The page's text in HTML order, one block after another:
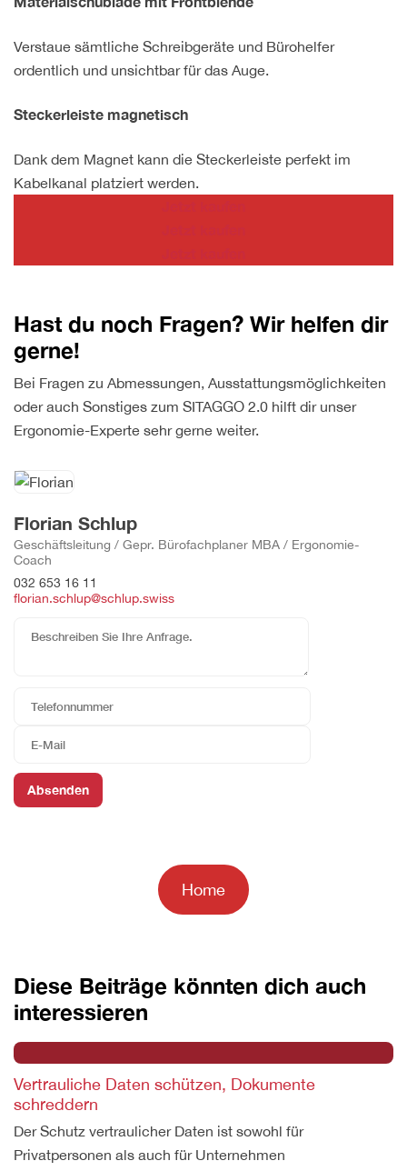
Verstaue sämtliche Schreibgeräte und Bürohelfer
ordentlich und unsichtbar für das Auge.
Steckerleiste magnetisch
Dank dem Magnet kann die Steckerleiste perfekt im
Kabelkanal platziert werden.
Hast du noch Fragen? Wir helfen dir
gerne!
Bei Fragen zu Abmessungen, Ausstattungsmöglichkeiten
oder auch Sonstiges zum SITAGGO 2.0 hilft dir unser
Ergonomie-Experte sehr gerne weiter.
Florian Schlup
Geschäftsleitung / Gepr. Bürofachplaner MBA / Ergonomie-
Coach
032 653 16 11
florian.schlup@schlup.swiss
Home
Diese Beiträge könnten dich auch
interessieren
Vertrauliche Daten schützen, Dokumente
schreddern
Der Schutz vertraulicher Daten ist sowohl für
Privatpersonen als auch für Unternehmen